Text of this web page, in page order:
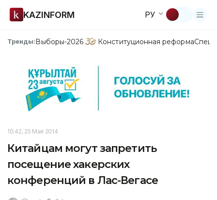
KAZINFORM РУ
Тренды:Выборы-2026 Конституционная реформа
10:42, 25 Мая 2014
Китайцам могут запретить
посещение хакерских
конференций в Лас-Вегасе